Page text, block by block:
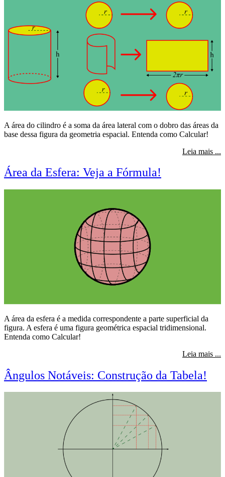
A área do cilindro é a soma da área lateral com o dobro das áreas da
base dessa figura da geometria espacial. Entenda como Calcular!
Leia mais ...
Área da Esfera: Veja a Fórmula!
A área da esfera é a medida correspondente a parte superficial da
figura. A esfera é uma figura geométrica espacial tridimensional.
Entenda como Calcular!
Leia mais ...
Ângulos Notáveis: Construção da Tabela!